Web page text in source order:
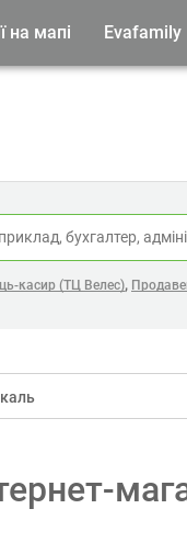
на мапі Evafamily
касир (ТЦ Велес),